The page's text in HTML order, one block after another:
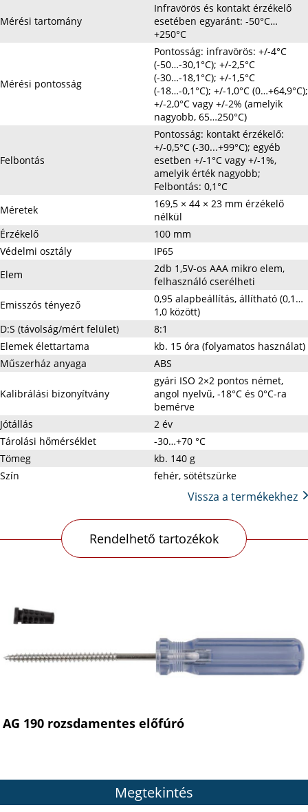
Mérési tartomány
Infravörös és kontakt érzékelő
esetében egyaránt: -50°C…
+250°C
Mérési pontosság
Pontosság: infravörös: +/-4°C
(-50…-30,1°C); +/-2,5°C
(-30…-18,1°C); +/-1,5°C
(-18…-0,1°C); +/-1,0°C (0…+64,9°C);
+/-2,0°C vagy +/-2% (amelyik
nagyobb, 65…250°C)
Felbontás
Pontosság: kontakt érzékelő:
+/-0,5°C (-30...+99°C); egyéb
esetben +/-1°C vagy +/-1%,
amelyik érték nagyobb;
Felbontás: 0,1°C
Méretek
169,5 × 44 × 23 mm érzékelő
nélkül
Érzékelő
100 mm
Védelmi osztály
IP65
Elem
2db 1,5V-os AAA mikro elem,
felhasználó cserélheti
Emisszós tényező
0,95 alapbeállítás, állítható (0,1…
1,0 között)
D:S (távolság/mért felület)
8:1
Elemek élettartama
kb. 15 óra (folyamatos használat)
Műszerház anyaga
ABS
Kalibrálási bizonyítvány
gyári ISO 2×2 pontos német,
angol nyelvű, -18°C és 0°C-ra
bemérve
Jótállás
2 év
Tárolási hőmérséklet
-30…+70 °C
Tömeg
kb. 140 g
Szín
fehér, sötétszürke
Vissza a termékekhez
Rendelhető tartozékok
AG 190 rozsdamentes előfúró
Megtekintés